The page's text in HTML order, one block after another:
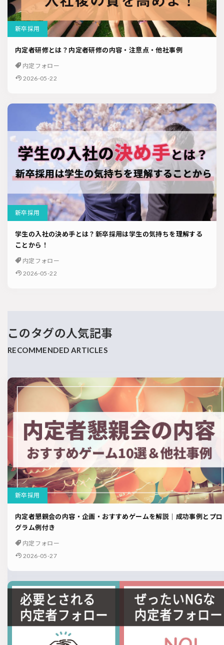
新卒採用
内定者研修とは？内定者研修の内容・注意点・他社事例
内定フォロー
2026-05-22
新卒採用
学生の入社の決め手とは？新卒採用は学生の気持ちを理解する
ことから！
内定フォロー
2026-05-22
このタグの人気記事
新卒採用
内定者懇親会の内容・企画・おすすめゲームを解説｜成功事例とプロ
グラム例付き
内定フォロー
2026-05-27